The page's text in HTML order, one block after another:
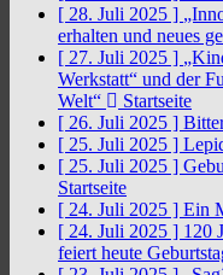
[ 28. Juli 2025 ]
erhalten und neues
[ 27. Juli 2025 ]
Werkstatt“ und der
Welt“
Startseite
[ 26. Juli 2025 ]
[ 25. Juli 2025 ]
[ 25. Juli 2025 ]
Startseite
[ 24. Juli 2025 ] Ein
[ 24. Juli 2025 ] 120
feiert heute